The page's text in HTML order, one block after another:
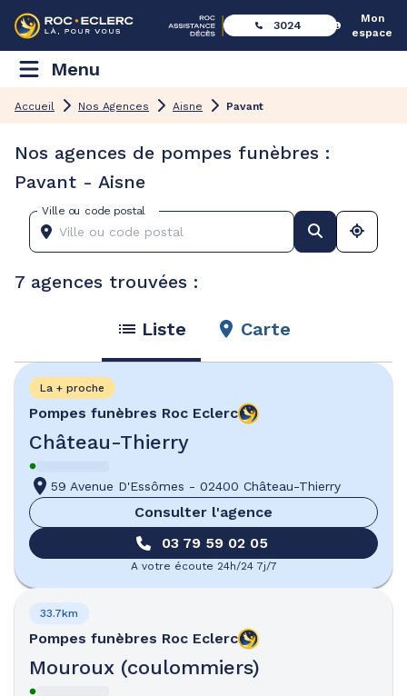
3024
Mon
espace
Menu
Accueil Nos Agences Aisne Pavant
Nos agences de pompes funèbres :
Pavant - Aisne
Ville ou code postal
7 agences trouvées :
Liste Carte
Pompes funèbres Roc Eclerc
Château-Thierry
La + proche
59 Avenue D'Essômes - 02400 Château-Thierry
Consulter l'agence
03 79 59 02 05
A votre écoute 24h/24 7j/7
Pompes funèbres Roc Eclerc
Mouroux (coulommiers)
33.7km